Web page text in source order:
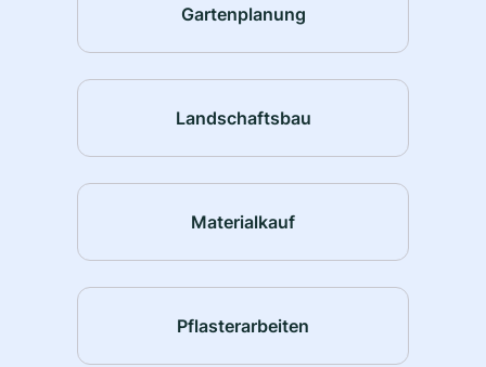
Gartenplanung
Landschaftsbau
Materialkauf
Pflasterarbeiten